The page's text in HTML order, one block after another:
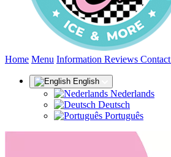
Home Menu Information Reviews (current)
Contact
English
Nederlands
Deutsch
Português